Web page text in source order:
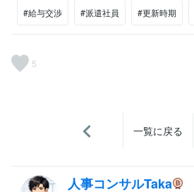
#給与交渉 #派遣社員 #更新時期
5
一覧に戻る
人事コンサルTaka